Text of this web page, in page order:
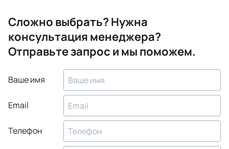
Сложно выбрать? Нужна
консультация менеджера?
Отправьте запрос и мы поможем.
Ваше имя
Email
Телефон